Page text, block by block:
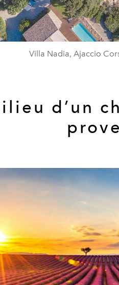
Villa Nadia, Ajaccio
d’un